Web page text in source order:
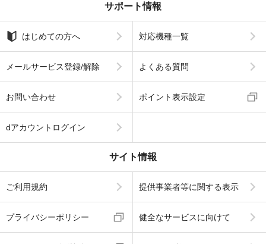
サポート情報
はじめての方へ 対応機種一覧
メールサービス登録/解除 よくある質問
お問い合わせ ポイント表示設定
dアカウントログイン
サイト情報
ご利用規約 提供事業者等に関する表示
プライバシーポリシー 健全なサービスに向けて